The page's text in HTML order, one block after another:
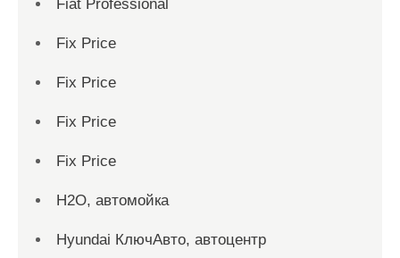
Fiat Professional
Fix Price
Fix Price
Fix Price
Fix Price
H2O, автомойка
Hyundai КлючАвто, автоцентр